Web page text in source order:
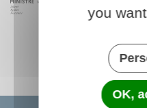
you
OK,